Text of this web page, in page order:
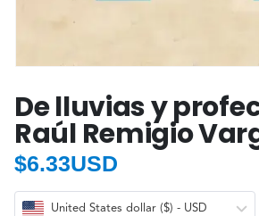
De lluvias y
Raúl Remigio
$6.33USD
United States dollar ($) - USD